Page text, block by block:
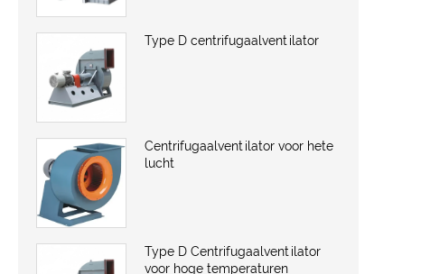
Type D centrifugaalventilator
Centrifugaalventilator voor hete
lucht
Type D Centrifugaalventilator
voor hoge temperaturen